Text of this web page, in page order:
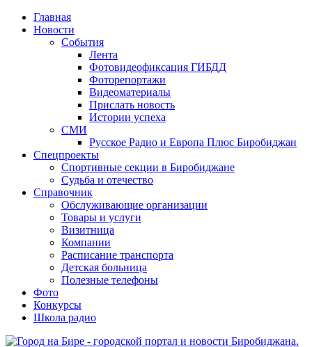
Главная
Новости
События
Лента
Фотовидеофиксация ГИБДД
Фоторепортажи
Видеоматериалы
Прислать новость
Истории успеха
СМИ
Русское Радио и Европа Плюс Биробиджан
Спецпроекты
Спортивные секции в Биробиджане
Судьба и отечество
Справочник
Обслуживающие организации
Товары и услуги
Визитница
Компании
Расписание транспорта
Детская больница
Полезные телефоны
Фото
Конкурсы
Школа радио